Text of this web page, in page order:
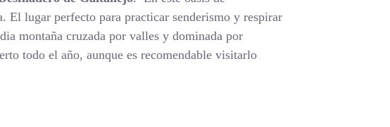
El lugar perfecto para practicar senderismo y respirar
montaña cruzada por valles y dominada por
todo el año, aunque es recomendable visitarlo